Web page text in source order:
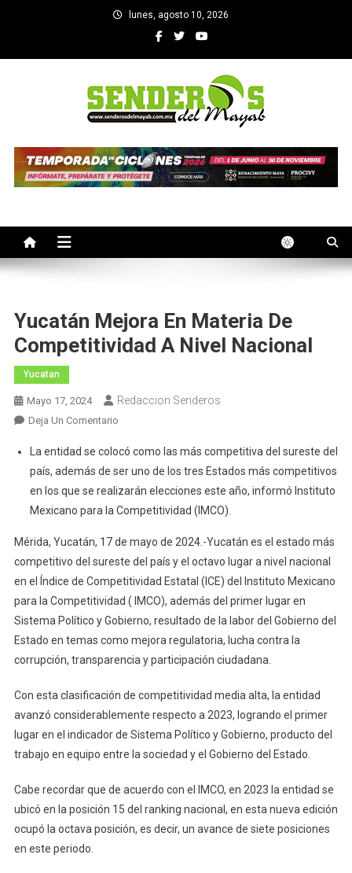
lunes, agosto 10, 2026
SENDEROS DEL MAYAB
Yucatán Mejora En Materia De
Competitividad A Nivel Nacional
Yucatan
Mayo 17, 2024 Redaccion Senderos
Deja Un ComentarioEn
Mejora
En
Materia
De
A
Nivel
Nacional
La entidad se colocó como las más competitiva del sureste del
país, además de ser uno de los tres Estados más competitivos
en los que se realizarán elecciones este año, informó Instituto
Mexicano para la Competitividad (IMCO).
Mérida, Yucatán, 17 de mayo de 2024.-Yucatán es el estado más
competitivo del sureste del país y el octavo lugar a nivel nacional
en el Índice de Competitividad Estatal (ICE) del Instituto Mexicano
para la Competitividad ( IMCO), además del primer lugar en
Sistema Político y Gobierno, resultado de la labor del Gobierno del
Estado en temas como mejora regulatoria, lucha contra la
corrupción, transparencia y participación ciudadana.
Con esta clasificación de competitividad media alta, la entidad
avanzó considerablemente respecto a 2023, logrando el primer
lugar en el indicador de Sistema Político y Gobierno, producto del
trabajo en equipo entre la sociedad y el Gobierno del Estado.
Cabe recordar que de acuerdo con el IMCO, en 2023 la entidad se
ubicó en la posición 15 del ranking nacional, en esta nueva edición
ocupó la octava posición, es decir, un avance de siete posiciones
en este periodo.